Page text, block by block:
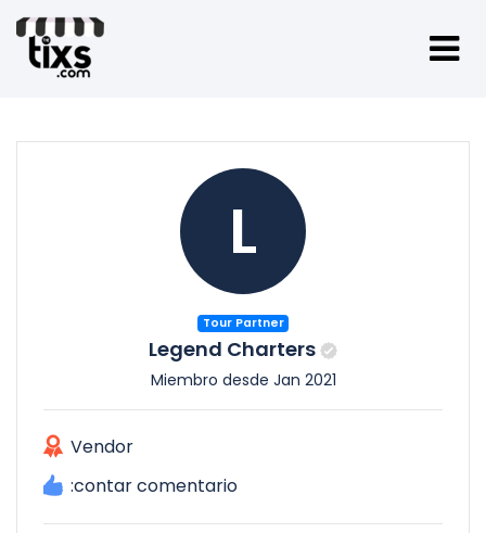
L
Tour Partner
Legend Charters
Miembro desde Jan 2021
Vendor
:contar comentario